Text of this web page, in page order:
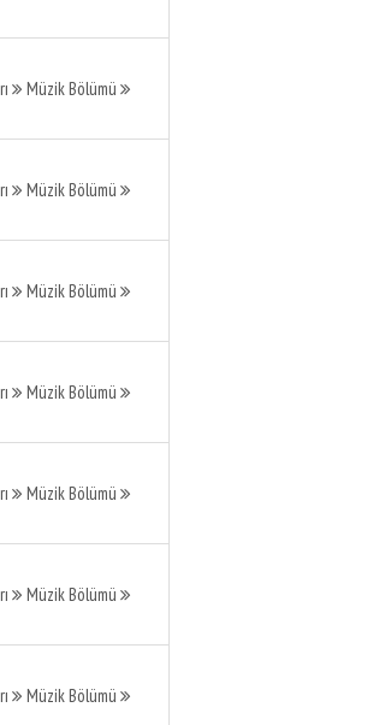
Müzik Bölümü
Müzik Bölümü
Müzik Bölümü
Müzik Bölümü
Müzik Bölümü
Müzik Bölümü
Müzik Bölümü